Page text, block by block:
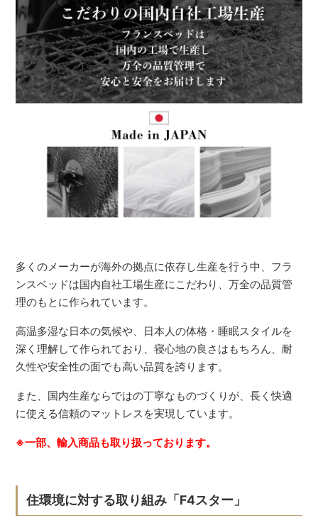
多くのメーカーが海外の拠点に依存し生産を行う中、フラ
ンスベッドは国内自社工場生産にこだわり、万全の品質管
理のもとに作られています。
高温多湿な日本の気候や、日本人の体格・睡眠スタイルを
深く理解して作られており、寝心地の良さはもちろん、耐
久性や安全性の面でも高い品質を誇ります。
また、国内生産ならではの丁寧なものづくりが、長く快適
に使える信頼のマットレスを実現しています。
※一部、輸入商品も取り扱っております。
住環境に対する取り組み「F4スター」